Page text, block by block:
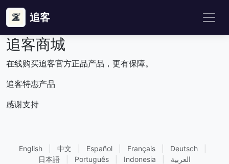
追客
追客商城
在线购买追客官方正品产品，更有保障。
追客特惠产品
感谢支持
English 中文 Español Français Deutsch
日本語
Português Indonesia العربية